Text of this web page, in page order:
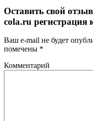
Оставить свой
cola.ru регистрация
Ваш e-mail не будет
помечены *
Комментарий